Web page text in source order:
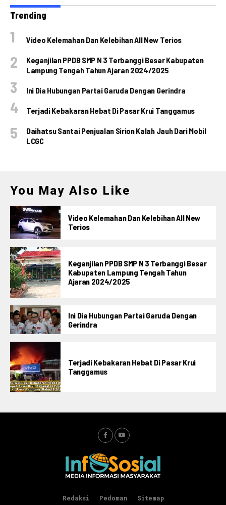
Trending
Video Kelemahan Dan Kelebihan All New Terios
Keganjilan PPDB SMP N 3 Terbanggi Besar Kabupaten
Lampung Tengah Tahun Ajaran 2024/2025
Ini Dia Hubungan Partai Garuda Dengan Gerindra
Terjadi Kebakaran Hebat Di Pasar Krui Tanggamus
Daihatsu Santai Penjualan Sirion Kalah Jauh Dari Mobil
LCGC
You May Also Like
Video Kelemahan Dan Kelebihan All New
Terios
Keganjilan PPDB SMP N 3 Terbanggi Besar
Kabupaten Lampung Tengah Tahun
Ajaran 2024/2025
Ini Dia Hubungan Partai Garuda Dengan
Gerindra
Terjadi Kebakaran Hebat Di Pasar Krui
Tanggamus
Redaksi Pedoman Sitemap